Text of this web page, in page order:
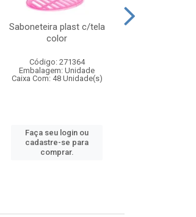
Saboneteira plast c/tela
color
Código: 271364
Embalagem: Unidade
Caixa Com: 48 Unidade(s)
Faça seu login ou
cadastre-se para
comprar.